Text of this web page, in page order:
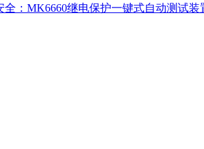
全：MK6660继电保护一键式自动测试装